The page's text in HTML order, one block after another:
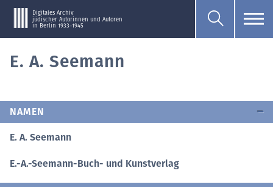
Digitales Archiv
jüdischer Autorinnen und Autoren
in Berlin 1933–1945
E. A. Seemann
NAMEN
E. A. Seemann
E.-A.-Seemann-Buch- und Kunstverlag